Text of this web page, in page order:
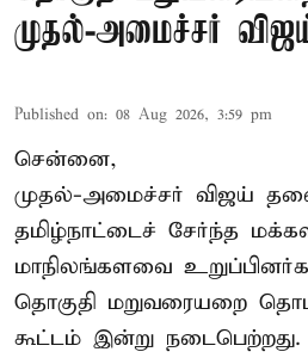
முதல்-அமைச்சர்
Published on: 08 Aug 2026, 3:59 pm
சென்னை,
முதல்-அமைச்சர் விஜய்
தமிழ்நாட்டைச் சேர்ந்த
மாநிலங்களவை
தொகுதி மறுவரையறை
கூட்டம் இன்று